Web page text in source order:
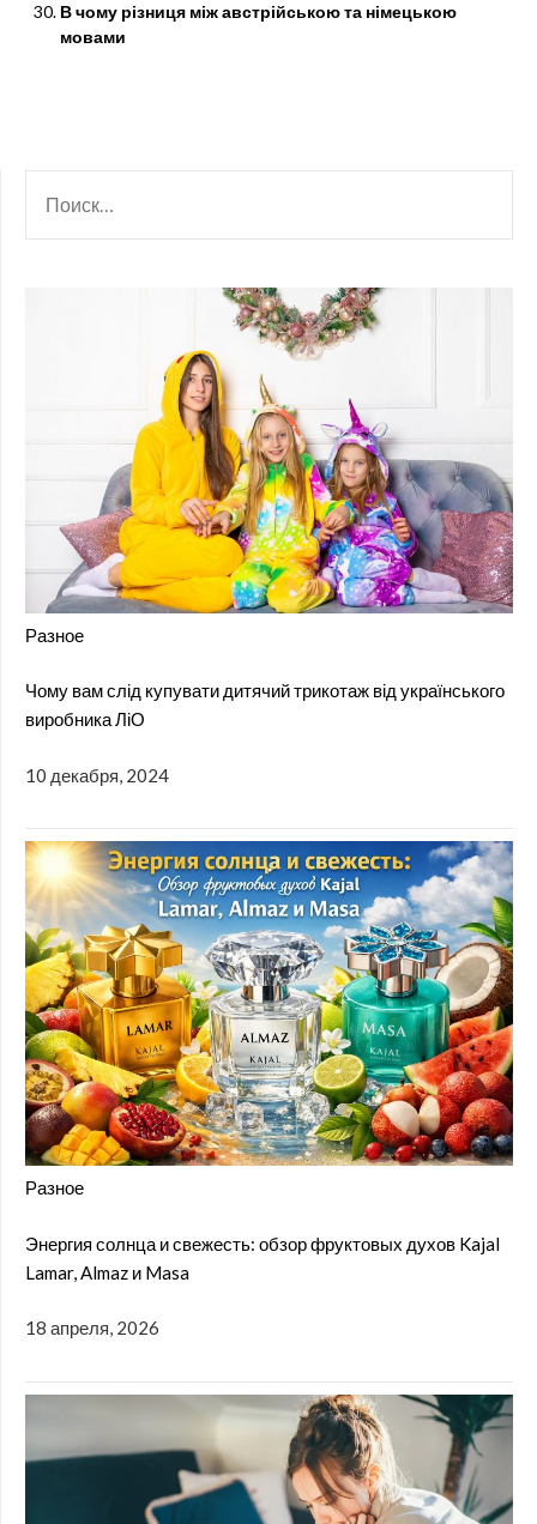
В чому різниця між австрійською та німецькою
мовами
Разное
Чому вам слід купувати дитячий трикотаж від українського
виробника ЛіО
10 декабря, 2024
Разное
Энергия солнца и свежесть: обзор фруктовых духов Kajal
Lamar, Almaz и Masa
18 апреля, 2026